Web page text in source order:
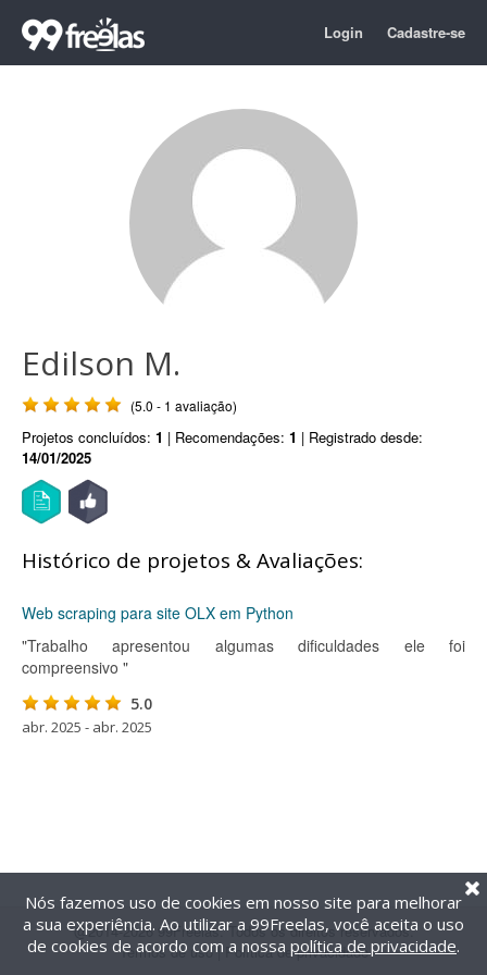
Login Cadastre-se
Edilson M.
(5.0 - 1 avaliação)
Projetos concluídos: 1 | Recomendações: 1 | Registrado desde:
14/01/2025
Histórico de projetos & Avaliações:
Web scraping para site OLX em Python
"Trabalho apresentou algumas dificuldades ele foi
compreensivo "
5.0
abr. 2025 - abr. 2025
@2014-2026 99Freelas. Todos os direitos reservados.
Termos de uso| Política de privacidade
Nós fazemos uso de cookies em nosso site para melhorar
a sua experiência. Ao utilizar a 99Freelas, você aceita o uso
de cookies de acordo com a nossa política de privacidade.